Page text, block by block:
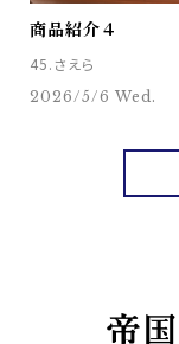
商品紹介４
45.さえら
2026/5/6 Wed.